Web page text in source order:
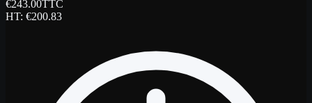
€243.00TTC
HT: €200.83